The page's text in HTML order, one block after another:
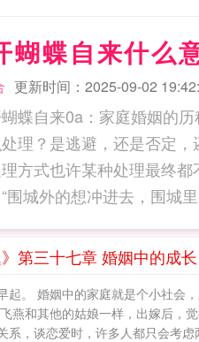
蝴蝶自来什么
更新时间：2025-09-02
蝶自来0a：家庭婚姻的
理？是逃避，还是否定
方式也许某种处理最终
围城外的想冲进去，围城
第三十七章 婚姻中的成长
。 婚姻中的家庭就是个小社
燕和其他的姑娘一样，出嫁后
，谈恋爱时，许多人都只会考